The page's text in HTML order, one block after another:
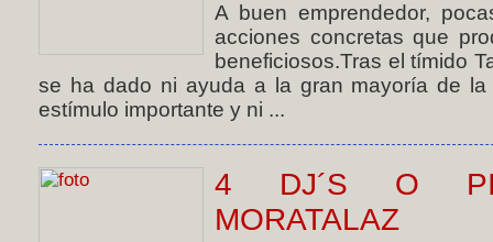
A buen emprendedor,
acciones concretas que
beneficiosos.Tras el tímido
se ha dado ni ayuda a la gran mayoría de
estímulo importante y ni ...
4 DJ´S O
MORATALAZ